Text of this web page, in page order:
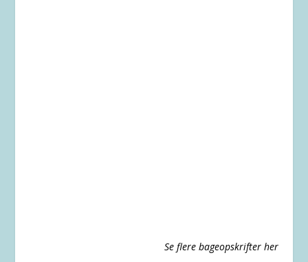
Se flere bageopskrifter her